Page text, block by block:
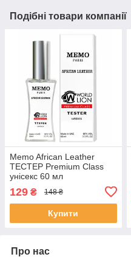
Подібні товари компанії
Memo African Leather
ТЕСТЕР Premium Class
унісекс 60 мл
129 ₴ 148 ₴
Купити
Про нас